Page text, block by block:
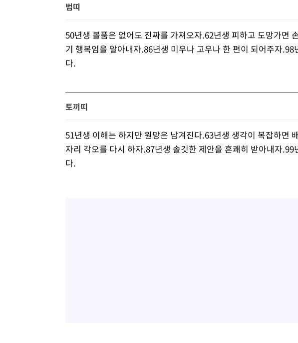
범띠
50년생 볼품은 없어도 진짜를 가져오자.62년생 피하고 도망가면
기 행복임을 알아내자.86년생 미우나 고우나 한 편이 되어주자
다.
토끼띠
51년생 이해는 하지만 원망은 남겨진다.63년생 생각이 복잡하면
자리 각오를 다시 하자.87년생 솔깃한 제안을 흔쾌히 받아내자
다.